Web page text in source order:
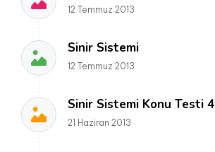
12 Temmuz 2013
Sinir Sistemi
12 Temmuz 2013
Sinir Sistemi Konu Testi 4
21 Haziran 2013